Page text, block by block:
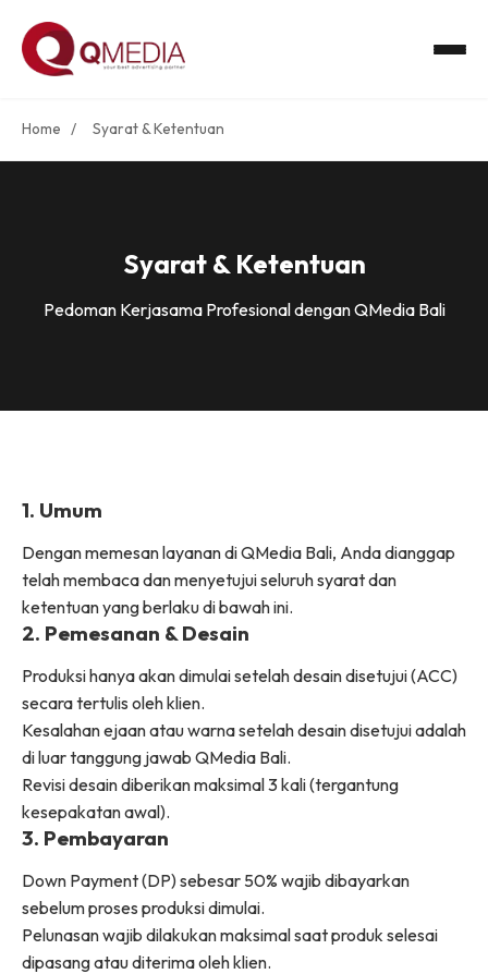
Home / Syarat & Ketentuan
Syarat & Ketentuan
Pedoman Kerjasama Profesional dengan QMedia Bali
1. Umum
Dengan memesan layanan di QMedia Bali, Anda dianggap
telah membaca dan menyetujui seluruh syarat dan
ketentuan yang berlaku di bawah ini.
2. Pemesanan & Desain
Produksi hanya akan dimulai setelah desain disetujui (ACC)
secara tertulis oleh klien.
Kesalahan ejaan atau warna setelah desain disetujui adalah
di luar tanggung jawab QMedia Bali.
Revisi desain diberikan maksimal 3 kali (tergantung
kesepakatan awal).
3. Pembayaran
Down Payment (DP) sebesar 50% wajib dibayarkan
sebelum proses produksi dimulai.
Pelunasan wajib dilakukan maksimal saat produk selesai
dipasang atau diterima oleh klien.